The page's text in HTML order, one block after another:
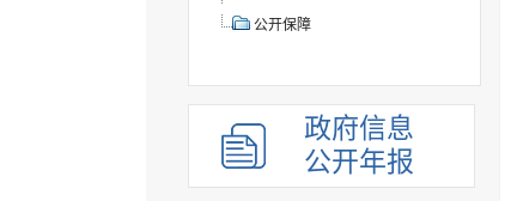
公开保障
政府信息
公开年报